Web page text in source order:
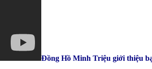
Đồng Hồ Minh Triệu giới thiệu